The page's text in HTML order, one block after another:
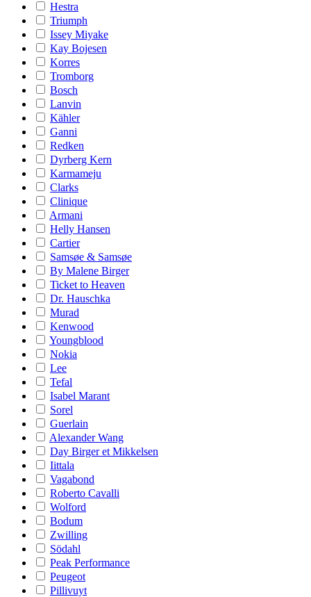
Hestra
Triumph
Issey Miyake
Kay Bojesen
Korres
Tromborg
Bosch
Lanvin
Kähler
Ganni
Redken
Dyrberg Kern
Karmameju
Clarks
Clinique
Armani
Helly Hansen
Cartier
Samsøe & Samsøe
By Malene Birger
Ticket to Heaven
Dr. Hauschka
Murad
Kenwood
Youngblood
Nokia
Lee
Tefal
Isabel Marant
Sorel
Guerlain
Alexander Wang
Day Birger et Mikkelsen
Iittala
Vagabond
Roberto Cavalli
Wolford
Bodum
Zwilling
Södahl
Peak Performance
Peugeot
Pillivuyt